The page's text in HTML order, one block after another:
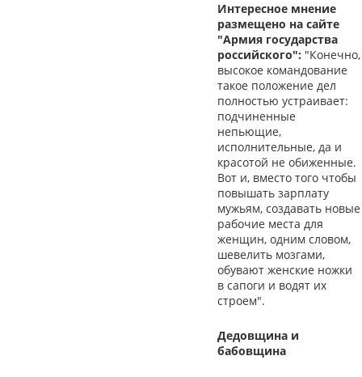
Интересное мнение
размещено на сайте
"Армия государства
российского": "Конечно,
высокое командование
такое положение дел
полностью устраивает:
подчиненные
непьющие,
исполнительные, да и
красотой не обиженные.
Вот и, вместо того чтобы
повышать зарплату
мужьям, создавать новые
рабочие места для
женщин, одним словом,
шевелить мозгами,
обувают женские ножки
в сапоги и водят их
строем".
Дедовщина и
бабовщина